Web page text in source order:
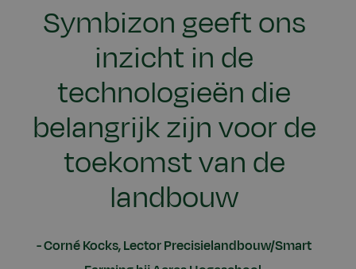
Symbizon geeft ons
inzicht in de
technologieën die
belangrijk zijn voor de
toekomst van de
landbouw
Corné Kocks, Lector Precisielandbouw/Smart